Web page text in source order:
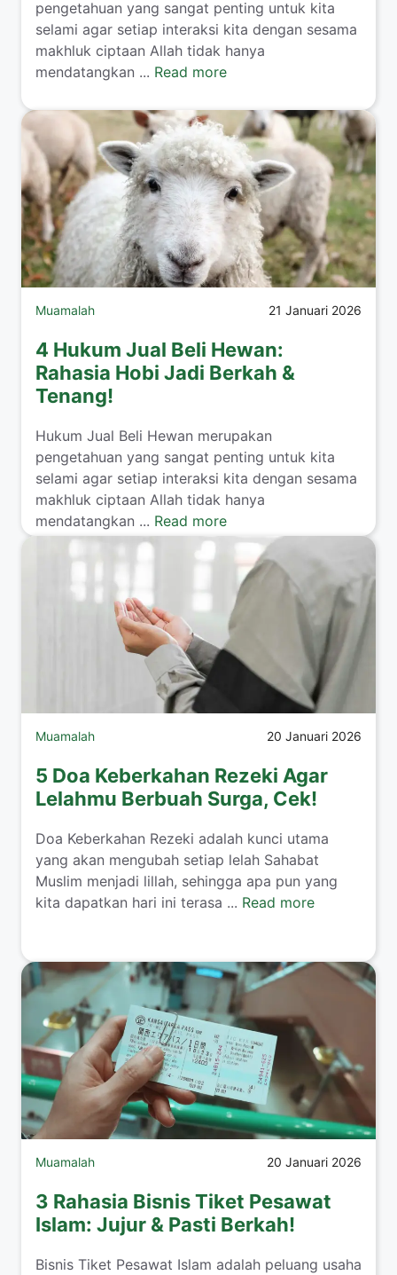
pengetahuan yang sangat penting untuk kita
selami agar setiap interaksi kita dengan sesama
makhluk ciptaan Allah tidak hanya
mendatangkan ... Read more
Muamalah 21 Januari 2026
4 Hukum Jual Beli Hewan:
Rahasia Hobi Jadi Berkah &
Tenang!
​Hukum Jual Beli Hewan merupakan
pengetahuan yang sangat penting untuk kita
selami agar setiap interaksi kita dengan sesama
makhluk ciptaan Allah tidak hanya
mendatangkan ... Read more
Muamalah 20 Januari 2026
5 Doa Keberkahan Rezeki Agar
Lelahmu Berbuah Surga, Cek!
​Doa Keberkahan Rezeki adalah kunci utama
yang akan mengubah setiap lelah Sahabat
Muslim menjadi lillah, sehingga apa pun yang
kita dapatkan hari ini terasa ... Read more
Muamalah 20 Januari 2026
3 Rahasia Bisnis Tiket Pesawat
Islam: Jujur & Pasti Berkah!
​Bisnis Tiket Pesawat Islam adalah peluang usaha